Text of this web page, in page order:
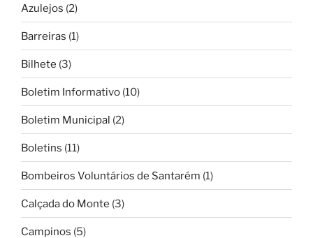
Azulejos (2)
Barreiras (1)
Bilhete (3)
Boletim Informativo (10)
Boletim Municipal (2)
Boletins (11)
Bombeiros Voluntários de Santarém (1)
Calçada do Monte (3)
Campinos (5)